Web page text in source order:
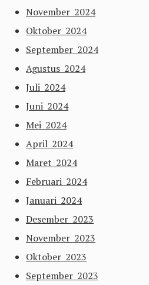
November 2024
Oktober 2024
September 2024
Agustus 2024
Juli 2024
Juni 2024
Mei 2024
April 2024
Maret 2024
Februari 2024
Januari 2024
Desember 2023
November 2023
Oktober 2023
September 2023